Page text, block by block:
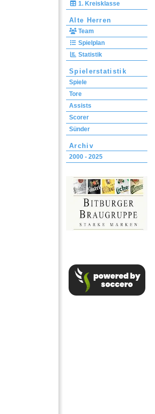
1. Kreisklasse
Alte Herren
Team
Spielplan
Statistik
Spielerstatistik
Spiele
Tore
Assists
Scorer
Sünder
Archiv
2000 - 2025